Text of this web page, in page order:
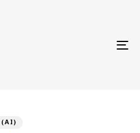
(AI)